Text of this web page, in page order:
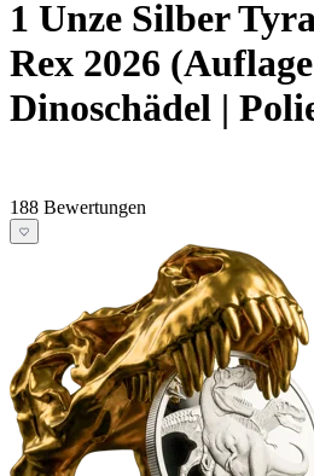
1 Unze Silber
Rex 2026
Dinoschädel |
188 Bewertungen